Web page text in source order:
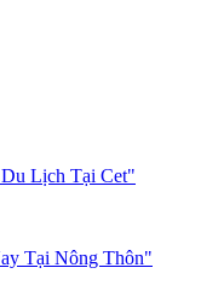
Lịch Tại Cet"
Tại Nông Thôn"